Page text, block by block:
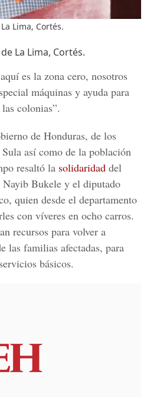
Lima, Cortés.
La Lima, Cortés.
es la zona cero, nosotros
máquinas y ayuda para
colonias”.
de Honduras, de los
así como de la población
resaltó la solidaridad del
Nayib Bukele y el diputado
, quien desde el departamento
con víveres en ocho carros.
recursos para volver a
las familias afectadas, para
básicos.